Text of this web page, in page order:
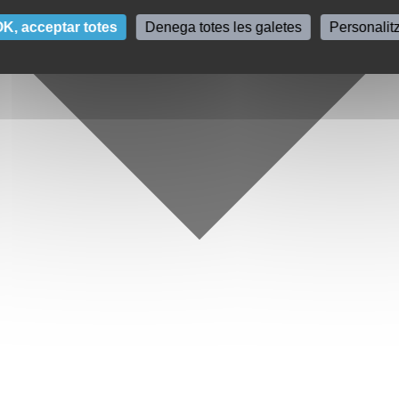
acceptar totes Denega totes les galetes